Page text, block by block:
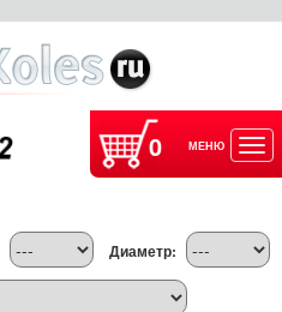
0 МЕНЮ
Диаметр: